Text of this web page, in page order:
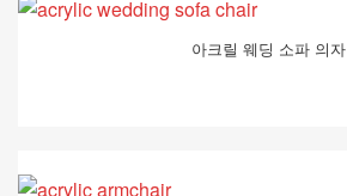
아크릴 웨딩 소파 의자